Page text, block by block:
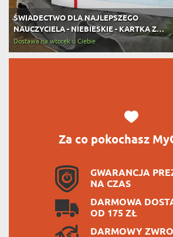
ŚWIADECTWO DLA NAJLEPSZEGO
NAUCZYCIELA - NIEBIESKIE - KARTKA Z
ŻYCZENIAMI
Dostawa na wtorek u Ciebie
Za co pokochasz
GWARANCJA
NA CZAS
DARMOWA
OD 175 ZŁ
DARMOWY